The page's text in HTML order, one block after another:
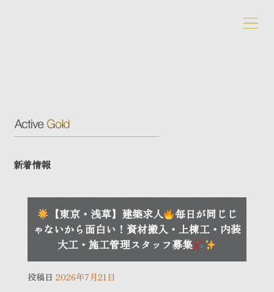
新着情報
【東京・浅草】建築求人
毎日が同じじ
ゃないから面白い！資材搬入・上棟工・内装
大工・施工管理スタッフ募集
投稿日 2026年7月21日